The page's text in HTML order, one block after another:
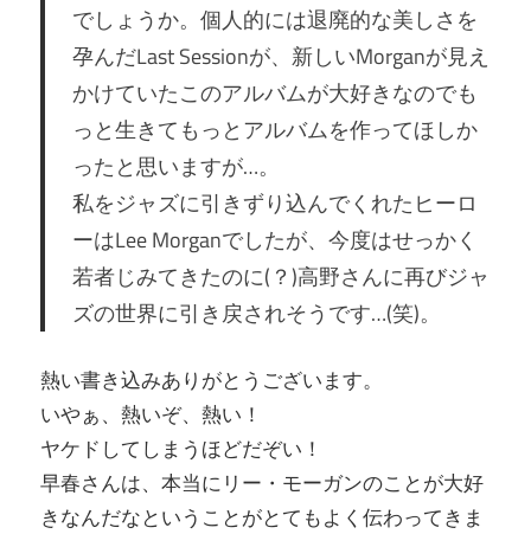
でしょうか。個人的には退廃的な美しさを
孕んだLast Sessionが、新しいMorganが見え
かけていたこのアルバムが大好きなのでも
っと生きてもっとアルバムを作ってほしか
ったと思いますが…。
私をジャズに引きずり込んでくれたヒーロ
ーはLee Morganでしたが、今度はせっかく
若者じみてきたのに(？)高野さんに再びジャ
ズの世界に引き戻されそうです…(笑)。
熱い書き込みありがとうございます。
いやぁ、熱いぞ、熱い！
ヤケドしてしまうほどだぞい！
早春さんは、本当にリー・モーガンのことが大好
きなんだなということがとてもよく伝わってきま